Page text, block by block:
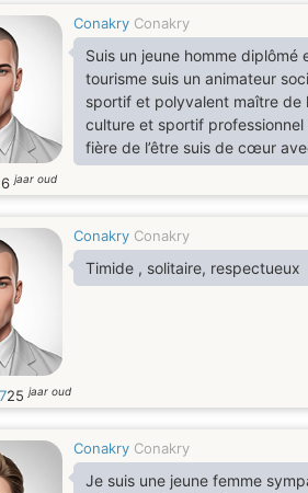
Conakry Conakry
Suis un jeune homme diplômé
tourisme suis un animateur
sportif et polyvalent maître de
culture et sportif professionnel
fière de l’être suis de cœur
que je fait je fait le bhoneur de
vacanciers et amis et famille
vous aimes et remercie
vous ils n’y pas de animations
jaar oud
Conakry Conakry
Timide , solitaire, respectueux
25jaar oud
Conakry Conakry
Je suis une jeune femme